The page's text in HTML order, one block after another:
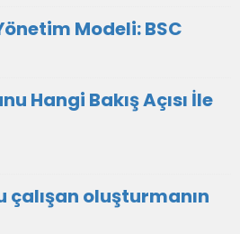
Modeli: BSC
Hangi Bakış Açısı İle
çalışan oluşturmanın